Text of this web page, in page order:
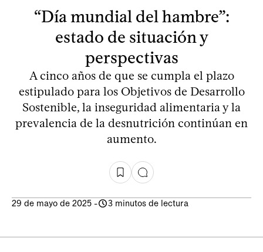
“Día mundial del hambre”:
estado de situación y
perspectivas
A cinco años de que se cumpla el plazo
estipulado para los Objetivos de Desarrollo
Sostenible, la inseguridad alimentaria y la
prevalencia de la desnutrición continúan en
aumento.
29 de mayo de 2025 - 3 minutos de lectura